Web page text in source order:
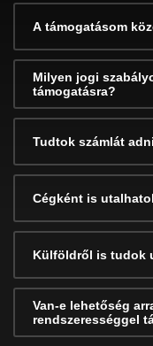
A támogatásom
Milyen jogi
támogatásra?
Tudtok számlát
Cégként is
Külföldről is tudok
Van-e lehetőség
rendszerességgel